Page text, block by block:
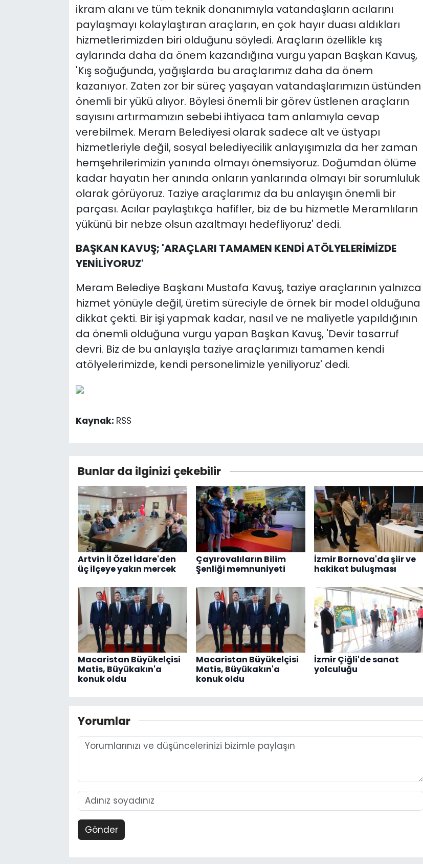
ikram alanı ve tüm teknik donanımıyla vatandaşların acılarını
paylaşmayı kolaylaştıran araçların, en çok hayır duası aldıkları
hizmetlerimizden biri olduğunu söyledi. Araçların özellikle kış
aylarında daha da önem kazandığına vurgu yapan Başkan Kavuş,
'Kış soğuğunda, yağışlarda bu araçlarımız daha da önem
kazanıyor. Zaten zor bir süreç yaşayan vatandaşlarımızın üstünden
önemli bir yükü alıyor. Böylesi önemli bir görev üstlenen araçların
sayısını artırmamızın sebebi ihtiyaca tam anlamıyla cevap
verebilmek. Meram Belediyesi olarak sadece alt ve üstyapı
hizmetleriyle değil, sosyal belediyecilik anlayışımızla da her zaman
hemşehrilerimizin yanında olmayı önemsiyoruz. Doğumdan ölüme
kadar hayatın her anında onların yanlarında olmayı bir sorumluluk
olarak görüyoruz. Taziye araçlarımız da bu anlayışın önemli bir
parçası. Acılar paylaştıkça hafifler, biz de bu hizmetle Meramlıların
yükünü bir nebze olsun azaltmayı hedefliyoruz' dedi.
BAŞKAN KAVUŞ; 'ARAÇLARI TAMAMEN KENDİ ATÖLYELERİMİZDE
YENİLİYORUZ'
Meram Belediye Başkanı Mustafa Kavuş, taziye araçlarının yalnızca
hizmet yönüyle değil, üretim süreciyle de örnek bir model olduğuna
dikkat çekti. Bir işi yapmak kadar, nasıl ve ne maliyetle yapıldığının
da önemli olduğuna vurgu yapan Başkan Kavuş, 'Devir tasarruf
devri. Biz de bu anlayışla taziye araçlarımızı tamamen kendi
atölyelerimizde, kendi personelimizle yeniliyoruz' dedi.
Kaynak: RSS
Bunlar da ilginizi çekebilir
Artvin İl Özel İdare'den
üç ilçeye yakın mercek
Çayırovalıların Bilim
Şenliği memnuniyeti
İzmir Bornova'da şiir ve
hakikat buluşması
Macaristan Büyükelçisi
Matis, Büyükakın'a
konuk oldu
Macaristan Büyükelçisi
Matis, Büyükakın'a
konuk oldu
İzmir Çiğli'de sanat
yolculuğu
Yorumlar
Gönder